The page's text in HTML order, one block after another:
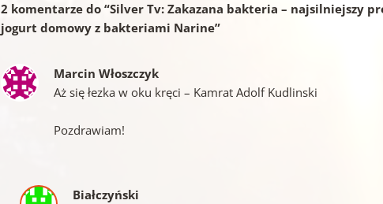
2 komentarze do “Silver Tv: Zakazana bakteria – najsilniejszy
jogurt domowy z bakteriami Narine”
Marcin Włoszczyk
Aż się łezka w oku kręci – Kamrat Adolf Kudlinski
Pozdrawiam!
Białczyński